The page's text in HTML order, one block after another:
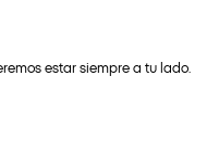
estar siempre a tu lado.